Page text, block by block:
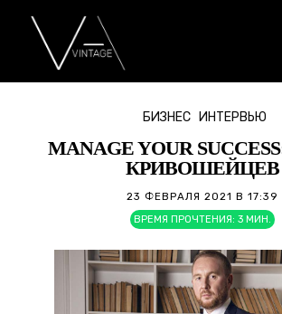
БИЗНЕС ИНТЕРВЬЮ
MANAGE YOUR
КРИВОШЕЙЦЕВ
23 ФЕВРАЛЯ 2021 В 17:39
ВРЕМЯ ПРОЧТЕНИЯ: 3 МИН.